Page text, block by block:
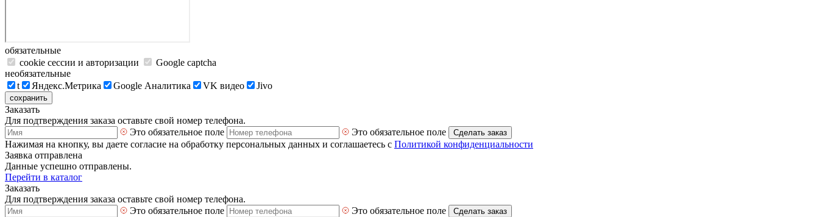
обязательные
cookie сессии и авторизации
Google captcha
необязательные
t
Яндекс.Метрика Google Аналитика VK видео Jivo
сохранить
Заказать
Для подтверждения заказа оставьте свой номер телефона.
Это обязательное поле
Это обязательное поле Сделать заказ
Нажимая на кнопку, вы даете согласие на обработку персональных данных и соглашаетесь с Политикой конфиденциальности
Заявка отправлена
Данные успешно отправлены.
Перейти в каталог
Заказать
Для подтверждения заказа оставьте свой номер телефона.
Это обязательное поле
Это обязательное поле Сделать заказ